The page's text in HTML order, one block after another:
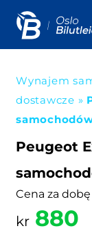
Wynajem
dostawcze »
Peugeot
Cena za
kr 880